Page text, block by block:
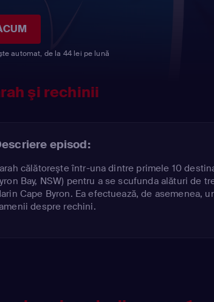
automat, de la 44 lei pe lună
şi rechinii
episod:
călătoreşte într-una dintre primele 10
Bay, NSW) pentru a se scufunda alături de
Cape Byron. Ea efectuează, de asemenea,
despre rechini.